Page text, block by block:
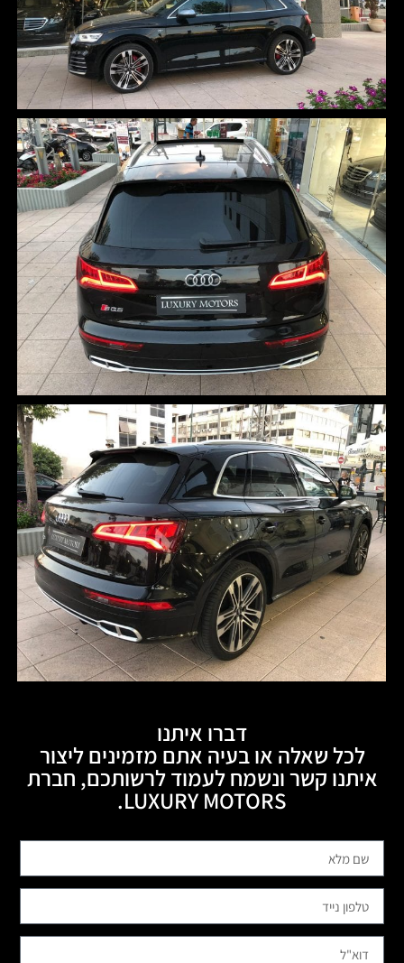
דברו איתנו
לכל שאלה או בעיה אתם מזמינים ליצור
איתנו קשר ונשמח לעמוד לרשותכם, חברת
LUXURY MOTORS.